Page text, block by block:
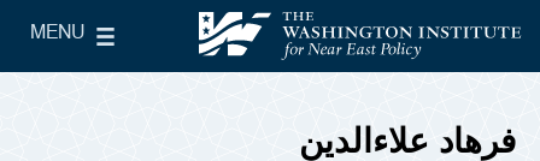
The Washington Institute for Near East Policy
MENU
Main Menu
فرهاد علاءالدین